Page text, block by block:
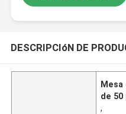
DESCRIPCIóN DE
de 50
,